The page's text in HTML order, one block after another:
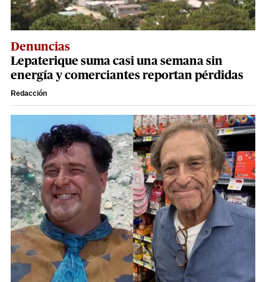
Denuncias
Lepaterique suma casi una semana sin
energía y comerciantes reportan pérdidas
Redacción